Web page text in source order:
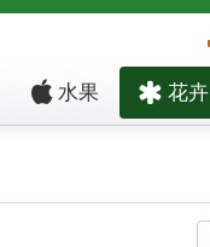
水果 花卉